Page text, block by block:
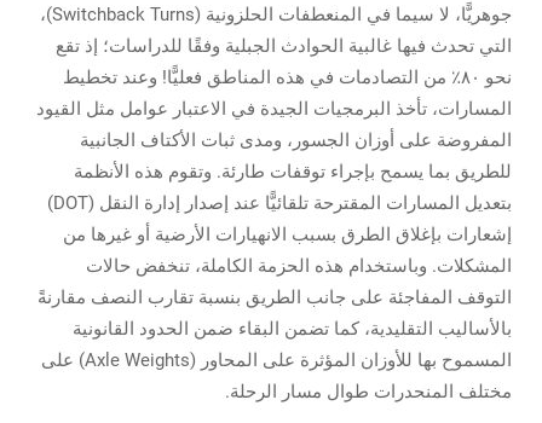
جوهريًّا، لا سيما في المنعطفات الحلزونية (Switchback Turns)،
التي تحدث فيها غالبية الحوادث الجبلية وفقًا للدراسات؛ إذ تقع
نحو ٨٠٪ من التصادمات في هذه المناطق فعليًّا! وعند تخطيط
المسارات، تأخذ البرمجيات الجيدة في الاعتبار عوامل مثل القيود
المفروضة على أوزان الجسور، ومدى ثبات الأكتاف الجانبية
للطريق بما يسمح بإجراء توقفات طارئة. وتقوم هذه الأنظمة
بتعديل المسارات المقترحة تلقائيًّا عند إصدار إدارة النقل (DOT)
إشعارات بإغلاق الطرق بسبب الانهيارات الأرضية أو غيرها من
المشكلات. وباستخدام هذه الحزمة الكاملة، تنخفض حالات
التوقف المفاجئة على جانب الطريق بنسبة تقارب النصف مقارنةً
بالأساليب التقليدية، كما تضمن البقاء ضمن الحدود القانونية
المسموح بها للأوزان المؤثرة على المحاور (Axle Weights) على
مختلف المنحدرات طوال مسار الرحلة.